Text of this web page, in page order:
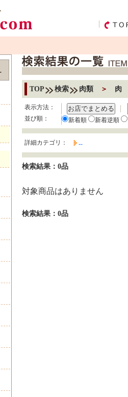
TOP 検索 肉類 ＞ 肉
表示方法： お店でまとめる
並び順： 新着順 新着逆順
詳細カテゴリ： --
検索結果：0品
対象商品はありません
検索結果：0品